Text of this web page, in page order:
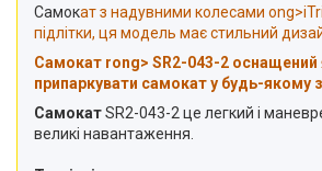
Самокат з надувними колесами
підлітки, ця модель має стильний
Самокат rong> SR2-043-2
припаркувати самокат у будь-якому
СамокатSR2-043-2 це легкий і
великі навантаження.